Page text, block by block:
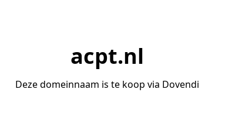
acpt.nl
Deze domeinnaam is te koop via Dovendi